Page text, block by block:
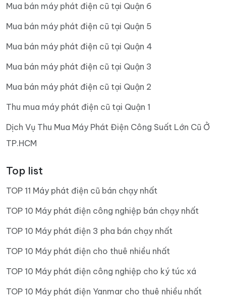
Mua bán máy phát điện cũ tại Quận 6
Mua bán máy phát điện cũ tại Quận 5
Mua bán máy phát điện cũ tại Quận 4
Mua bán máy phát điện cũ tại Quận 3
Mua bán máy phát điện cũ tại Quận 2
Thu mua máy phát điện cũ tại Quận 1
Dịch Vụ Thu Mua Máy Phát Điện Công Suất Lớn Cũ Ở
TP.HCM
Top list
TOP 11 Máy phát điện cũ bán chạy nhất
TOP 10 Máy phát điện công nghiệp bán chạy nhất
TOP 10 Máy phát điện 3 pha bán chạy nhất
TOP 10 Máy phát điện cho thuê nhiều nhất
TOP 10 Máy phát điện công nghiệp cho ký túc xá
TOP 10 Máy phát điện Yanmar cho thuê nhiều nhất